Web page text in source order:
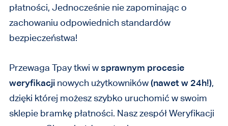
płatności, Jednocześnie nie zapominając o
zachowaniu odpowiednich standardów
bezpieczeństwa!
Przewaga Tpay tkwi wsprawnym procesie
weryfikacji nowych użytkowników(nawet w 24h!),
dzięki której możesz szybko uruchomić w swoim
sklepie bramkę płatności. Nasz zespół Weryfikacji